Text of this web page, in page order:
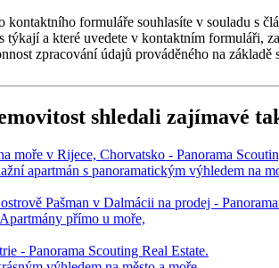
kontaktního formuláře souhlasíte v souladu s
týkají a které uvedete v kontaktním formuláři,
zpracování údajů prováděného na základě
shledali zajímavé
apartmán s panoramatickým výhledem na
přímo u moře,